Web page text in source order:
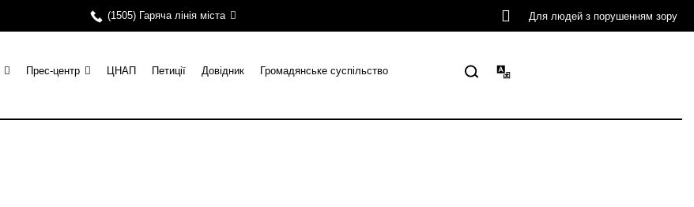
(1505) Гаряча лінія міста Для людей з порушенням зору
Прес-центр ЦНАП Петиції Довідник Громадянське суспільство